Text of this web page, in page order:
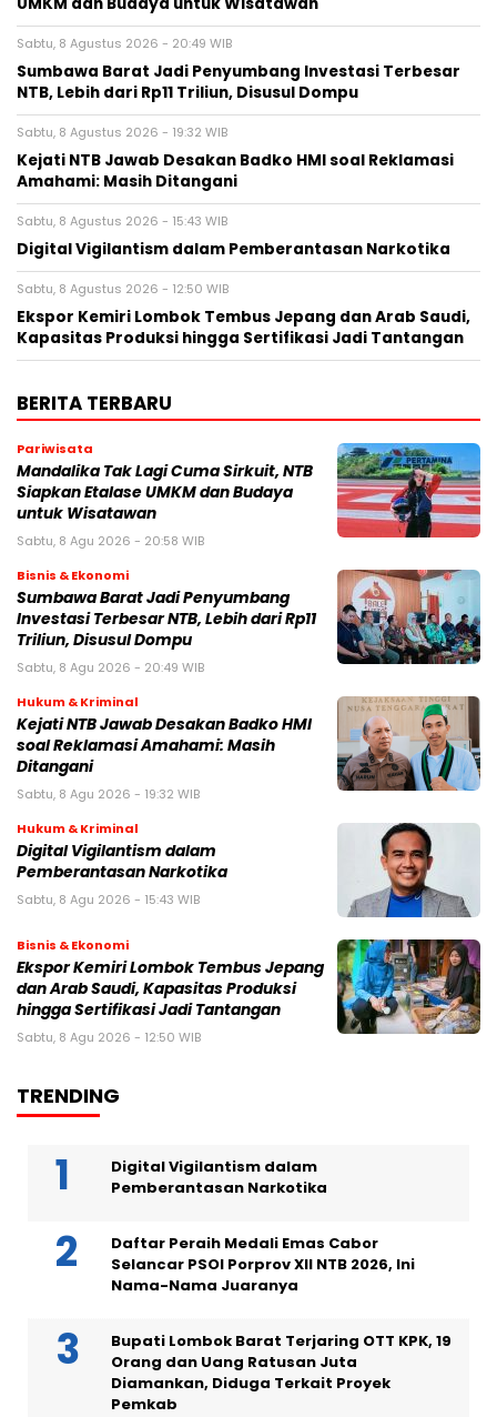
UMKM dan Budaya untuk Wisatawan
Sabtu, 8 Agustus 2026 - 20:49 WIB
Sumbawa Barat Jadi Penyumbang Investasi Terbesar
NTB, Lebih dari Rp11 Triliun, Disusul Dompu
Sabtu, 8 Agustus 2026 - 19:32 WIB
Kejati NTB Jawab Desakan Badko HMI soal Reklamasi
Amahami: Masih Ditangani
Sabtu, 8 Agustus 2026 - 15:43 WIB
Digital Vigilantism dalam Pemberantasan Narkotika
Sabtu, 8 Agustus 2026 - 12:50 WIB
Ekspor Kemiri Lombok Tembus Jepang dan Arab Saudi,
Kapasitas Produksi hingga Sertifikasi Jadi Tantangan
BERITA TERBARU
Pariwisata
Mandalika Tak Lagi Cuma Sirkuit, NTB
Siapkan Etalase UMKM dan Budaya
untuk Wisatawan
Sabtu, 8 Agu 2026 - 20:58 WIB
Bisnis & Ekonomi
Sumbawa Barat Jadi Penyumbang
Investasi Terbesar NTB, Lebih dari Rp11
Triliun, Disusul Dompu
Sabtu, 8 Agu 2026 - 20:49 WIB
Hukum & Kriminal
Kejati NTB Jawab Desakan Badko HMI
soal Reklamasi Amahami: Masih
Ditangani
Sabtu, 8 Agu 2026 - 19:32 WIB
Hukum & Kriminal
Digital Vigilantism dalam
Pemberantasan Narkotika
Sabtu, 8 Agu 2026 - 15:43 WIB
Bisnis & Ekonomi
Ekspor Kemiri Lombok Tembus Jepang
dan Arab Saudi, Kapasitas Produksi
hingga Sertifikasi Jadi Tantangan
Sabtu, 8 Agu 2026 - 12:50 WIB
TRENDING
Digital Vigilantism dalam
Pemberantasan Narkotika
Daftar Peraih Medali Emas Cabor
Selancar PSOI Porprov XII NTB 2026, Ini
Nama-Nama Juaranya
Bupati Lombok Barat Terjaring OTT KPK, 19
Orang dan Uang Ratusan Juta
Diamankan, Diduga Terkait Proyek
Pemkab